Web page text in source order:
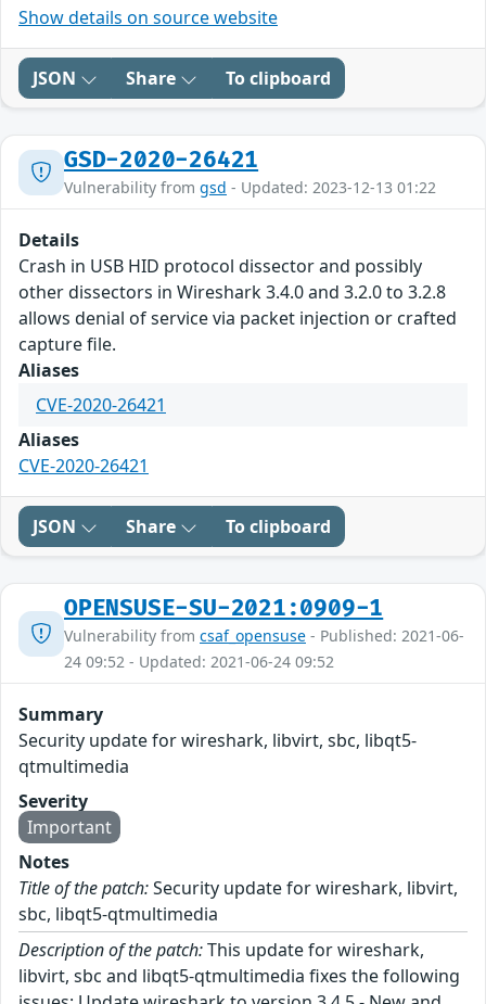
Show details on source website
JSON Share To clipboard
GSD-2020-26421
Vulnerability from gsd - Updated: 2023-12-13 01:22
Details
Crash in USB HID protocol dissector and possibly
other dissectors in Wireshark 3.4.0 and 3.2.0 to 3.2.8
allows denial of service via packet injection or crafted
capture file.
Aliases
CVE-2020-26421
Aliases
CVE-2020-26421
JSON Share To clipboard
OPENSUSE-SU-2021:0909-1
Vulnerability from csaf_opensuse - Published: 2021-06-
24 09:52 - Updated: 2021-06-24 09:52
Summary
Security update for wireshark, libvirt, sbc, libqt5-
qtmultimedia
Severity
Important
Notes
Title of the patch:Security update for wireshark, libvirt,
sbc, libqt5-qtmultimedia
Description of the patch:This update for wireshark,
libvirt, sbc and libqt5-qtmultimedia fixes the following